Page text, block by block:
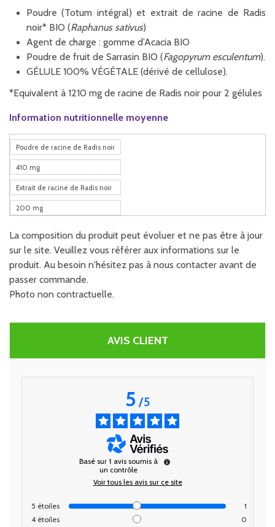
Poudre (Totum intégral) et extrait de racine de Radis
noir* BIO (Raphanus sativus)
Agent de charge : gomme d’Acacia BIO
Poudre de fruit de Sarrasin BIO (Fagopyrum esculentum).
GÉLULE 100% VÉGÉTALE (dérivé de cellulose).
*Equivalent à 1210 mg de racine de Radis noir pour 2 gélules
Information nutritionnelle moyenne
Poudre de racine de Radis noir
410 mg
Extrait de racine de Radis noir
200 mg
La composition du produit peut évoluer et ne pas être à jour
sur le site. Veuillez vous référer aux informations sur le
produit. Au besoin n'hésitez pas à nous contacter avant de
passer commande.
Photo non contractuelle.
AVIS CLIENT
5/5
Basé sur 1 avis soumis à
un contrôle
Voir tous les avis sur ce site
5 étoiles
1
4 étoiles
0